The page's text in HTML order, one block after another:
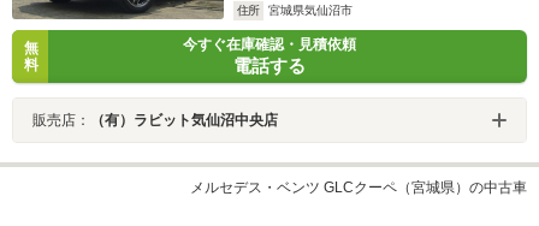
住所
宮城県気仙沼市
無
料
今すぐ在庫確認・見積依頼
電話する
販売店： （有）ラビット気仙沼中央店
メルセデス・ベンツ GLCクーペ（宮城県）の中古車